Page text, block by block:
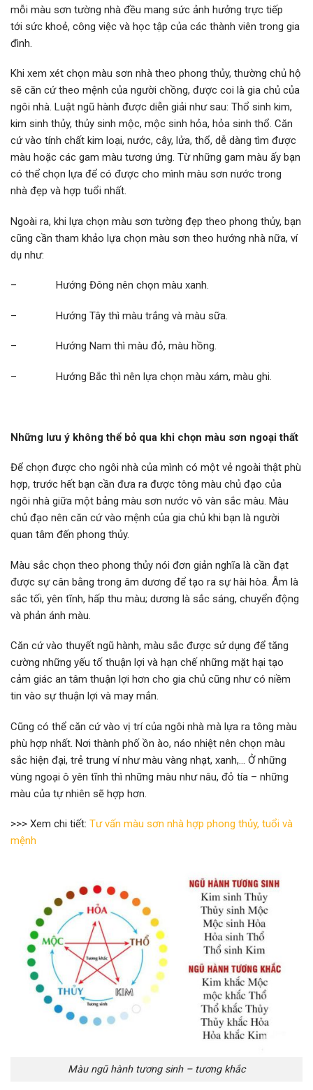
mỗi màu sơn tường nhà đều mang sức ảnh hưởng trực tiếp
tới sức khoẻ, công việc và học tập của các thành viên trong gia
đình.
Khi xem xét chọn màu sơn nhà theo phong thủy, thường chủ hộ
sẽ căn cứ theo mệnh của người chồng, được coi là gia chủ của
ngôi nhà. Luật ngũ hành được diễn giải như sau: Thổ sinh kim,
kim sinh thủy, thủy sinh mộc, mộc sinh hỏa, hỏa sinh thổ. Căn
cứ vào tính chất kim loại, nước, cây, lửa, thổ, dễ dàng tìm được
màu hoặc các gam màu tương ứng. Từ những gam màu ấy bạn
có thể chọn lựa để có được cho mình màu sơn nước trong
nhà đẹp và hợp tuổi nhất.
Ngoài ra, khi lựa chọn màu sơn tường đẹp theo phong thủy, bạn
cũng cần tham khảo lựa chọn màu sơn theo hướng nhà nữa, ví
dụ như:
– Hướng Đông nên chọn màu xanh.
– Hướng Tây thì màu trắng và màu sữa.
– Hướng Nam thì màu đỏ, màu hồng.
– Hướng Bắc thì nên lựa chọn màu xám, màu ghi.
Những lưu ý không thể bỏ qua khi chọn màu sơn ngoại thất
Để chọn được cho ngôi nhà của mình có một vẻ ngoài thật phù
hợp, trước hết bạn cần đưa ra được tông màu chủ đạo của
ngôi nhà giữa một bảng màu sơn nước vô vàn sắc màu. Màu
chủ đạo nên căn cứ vào mệnh của gia chủ khi bạn là người
quan tâm đến phong thủy.
Màu sắc chọn theo phong thủy nói đơn giản nghĩa là cần đạt
được sự cân bằng trong âm dương để tạo ra sự hài hòa. Âm là
sắc tối, yên tĩnh, hấp thu màu; dương là sắc sáng, chuyển động
và phản ánh màu.
Căn cứ vào thuyết ngũ hành, màu sắc được sử dụng để tăng
cường những yếu tố thuận lợi và hạn chế những mặt hại tạo
cảm giác an tâm thuận lợi hơn cho gia chủ cũng như có niềm
tin vào sự thuận lợi và may mắn.
Cũng có thể căn cứ vào vị trí của ngôi nhà mà lựa ra tông màu
phù hợp nhất. Nơi thành phố ồn ào, náo nhiệt nên chọn màu
sắc hiện đại, trẻ trung ví như màu vàng nhạt, xanh,… Ở những
vùng ngoại ô yên tĩnh thì những màu như nâu, đỏ tía – những
màu của tự nhiên sẽ hợp hơn.
>>> Xem chi tiết: Tư vấn màu sơn nhà hợp phong thủy, tuổi và
mệnh
Màu ngũ hành tương sinh – tương khắc